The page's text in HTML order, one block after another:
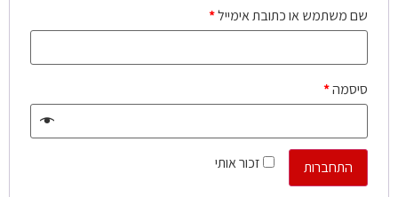
שם משתמש או כתובת אימייל*
סיסמה*
זכור אותי
התחברות